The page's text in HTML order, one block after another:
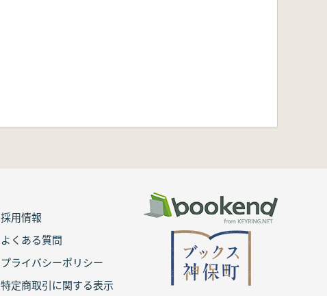
採用情報
よくある質問
プライバシーポリシー
特定商取引に関する表示